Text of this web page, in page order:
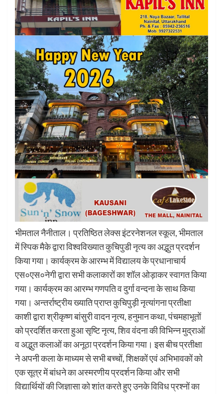
भीमताल नैनीताल। प्रतिष्ठित लेक्स इंटरनेशनल स्कूल, भीमताल
में स्पिक मैके द्वारा विश्वविख्यात कुचिपुडी नृत्य का अद्भुत प्रदर्शन
किया गया। कार्यक्रम के आरम्भ में विद्यालय के प्रधानाचार्य
एस०एस०नेगी द्वारा सभी कलाकारों का शॉल ओड़ाकर स्वागत किया
गया। कार्यक्रम का आरम्भ गणपति व दुर्गा वन्दना के साथ किया
गया। अन्तर्राष्ट्रीय ख्याति प्राप्त कुचिपुड़ी नृत्यांगना प्रतीक्षा
काशी द्वारा श्रीकृष्ण बांसुरी वादन नृत्य, हनुमान कथा, पंचमहाभूतों
को प्रदर्शित करता हुआ सृष्टि नृत्य, शिव वंदना की विभिन्न मुद्राओं
व अ‌द्भुत कलाओं का अनूठा प्रदर्शन किया गया। इस बीच प्रतीक्षा
ने अपनी कला के माध्यम से सभी बच्चों, शिक्षकों एवं अभिभावकों को
एक सूत्र में बांधने का अस्मरणीय प्रदर्शन किया और सभी
विद्यार्थियों की जिज्ञासा को शांत करते हुए उनके विविध प्रश्नों का